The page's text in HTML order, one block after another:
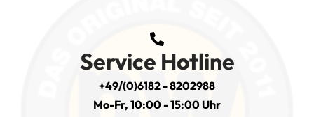
Service Hotline
+49/(0)6182 - 8202988
Mo-Fr, 10:00 - 15:00 Uhr